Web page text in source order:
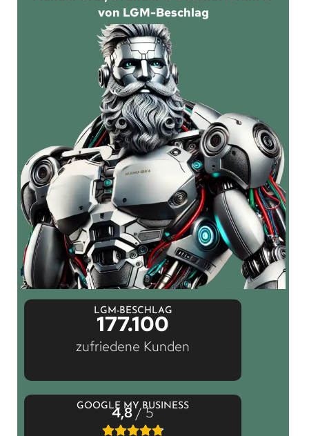
von LGM-Beschlag
LGM-BESCHLAG
177.100
zufriedene Kunden
GOOGLE MY BUSINESS
4,8/ 5